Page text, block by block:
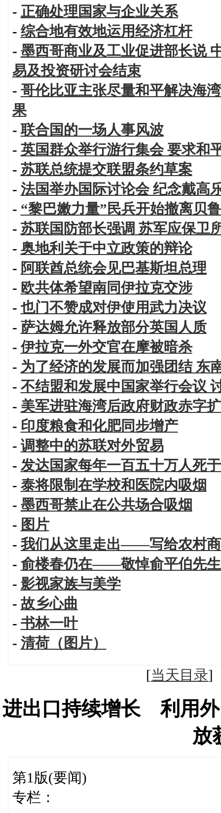
- 正确处理国家与企业关系
- 综合地有效地运用经济杠杆
- 墨西哥商业及工业促进部长说
易及投资研讨会结束
- 哥伦比亚主张尽量和平解决海
果
-联合国的一场人事风波
- 英国群众举行游行集会 要求和
- 苏联总统提交联盟条约草案
- 法国举办国际讨论会 纪念戴高
- “黎巴嫩力量”民兵开始撤离贝
- 苏联国防部长强调 苏军应保卫
- 奥地利关于中立政策的辩论
- 阿联酋总统会见巴基斯坦总理
- 欧共体希望南同伊拉克交涉
- 也门不赞成对伊使用武力决议
- 萨达姆允许释放部分英国人质
-伊拉克一外交官在摩被暗杀
- 为了经济的发展而加强团结 东
- 不结盟和发展中国家举行会议
- 美军进驻海湾后政府财政赤字
- 印度粮食和化肥同步增产
- 调整中的苏联对外贸易
- 发达国家每年一百五十万人死
- 泰将限制在学校和医院内吸烟
- 墨西哥禁止在公共场合吸烟
- 图片
- 我们从这里走出——写给农村
- 俞楼春仍在——敬悼俞平伯先生
- 影视家族与美学
- 故乡心曲
- 书林一叶
- 清荷（图片）
[当天目录
进出口持续增长 利用外
放
第1版(要闻)
专栏：